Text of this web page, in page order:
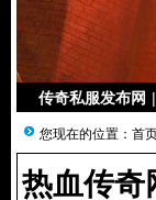
传奇私服发布网 |
您现在的位置： 首
热血传奇